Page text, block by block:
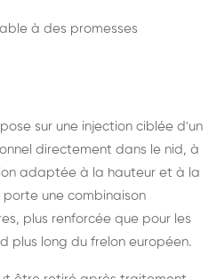
à des promesses
sur une injection ciblée d'un
directement dans le nid, à
adaptée à la hauteur et à la
une combinaison
plus renforcée que pour les
plus long du frelon européen.